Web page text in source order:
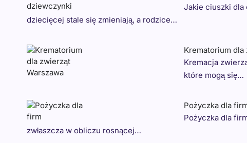
Jakie ciuszki dla
dziecięcej stale się zmieniają, a rodzice…
Krematorium dla
Kremacja
które mogą się…
Pożyczka dla
Pożyczka dla
zwłaszcza w obliczu rosnącej…